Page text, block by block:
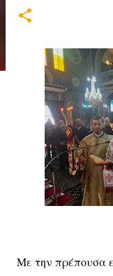
Με την πρέπουσα